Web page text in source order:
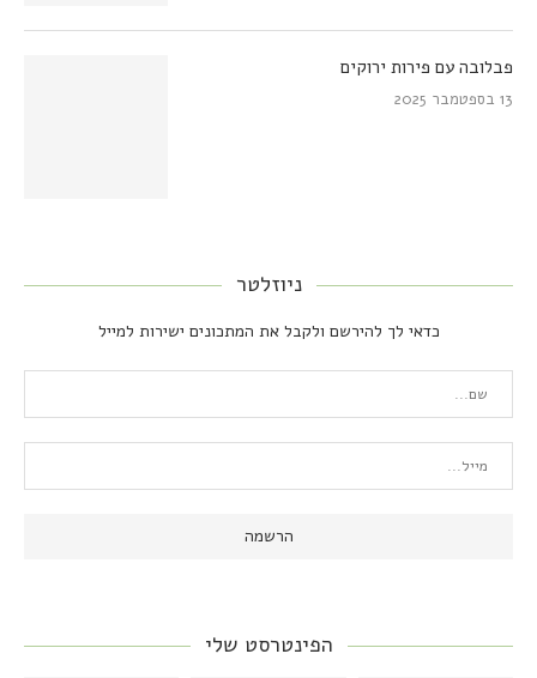
פבלובה עם פירות ירוקים
13 בספטמבר 2025
ניוזלטר
כדאי לך להירשם ולקבל את המתכונים ישירות למייל
הפינטרסט שלי